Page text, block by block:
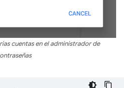
cuentas en el administrador de